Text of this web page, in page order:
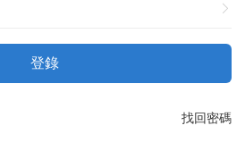
登錄
找回密碼